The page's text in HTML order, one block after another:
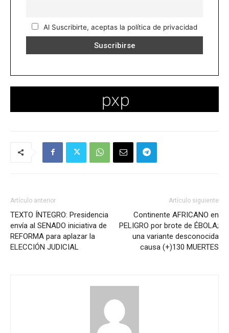
Al Suscribirte, aceptas la política de privacidad
Artículo anterior
TEXTO ÍNTEGRO: Presidencia
envía al SENADO iniciativa de
REFORMA para aplazar la
ELECCIÓN JUDICIAL
Artículo siguiente
Continente AFRICANO en
PELIGRO por brote de ÉBOLA;
una variante desconocida
causa (+)130 MUERTES